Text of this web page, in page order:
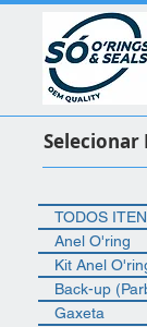
TODOS
Anel O'ring
Kit Anel
Back-up
Gaxeta
Selecionar